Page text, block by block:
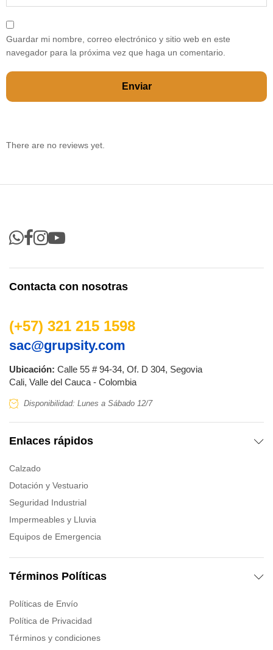
Guardar mi nombre, correo electrónico y sitio web en este
navegador para la próxima vez que haga un comentario.
There are no reviews yet.
Contacta con nosotras
(+57) 321 215 1598
sac@grupsity.com
Ubicación: Calle 55 # 94-34, Of. D 304, Segovia
Cali, Valle del Cauca - Colombia
Disponibilidad: Lunes a Sábado 12/7
Enlaces rápidos
Calzado
Dotación y Vestuario
Seguridad Industrial
Impermeables y Lluvia
Equipos de Emergencia
Términos Políticas
Políticas de Envío
Política de Privacidad
Términos y condiciones